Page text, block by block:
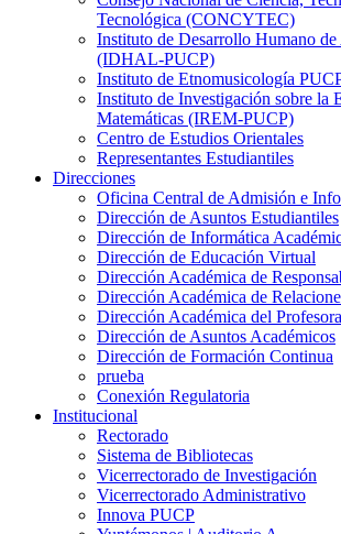
Tecnológica (CONCYTEC)
Instituto de Desarrollo Humano
(IDHAL-PUCP)
Instituto de Etnomusicología
Instituto de Investigación sobre la
Matemáticas (IREM-PUCP)
Centro de Estudios Orientales
Representantes Estudiantiles
Direcciones
Oficina Central de Admisión e
Dirección de Asuntos Estudiantiles
Dirección de Informática
Dirección de Educación Virtual
Dirección Académica de
Dirección Académica de
Dirección Académica del
Dirección de Asuntos Académicos
Dirección de Formación Continua
prueba
Conexión Regulatoria
Institucional
Rectorado
Sistema de Bibliotecas
Vicerrectorado de Investigación
Vicerrectorado Administrativo
Innova PUCP